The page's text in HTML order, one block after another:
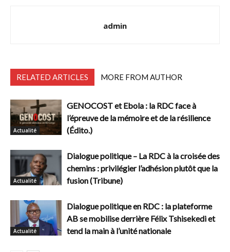
admin
RELATED ARTICLES MORE FROM AUTHOR
Actualité
GENOCOST et Ebola : la RDC face à
l’épreuve de la mémoire et de la résilience
(Édito.)
Actualité
Dialogue politique – La RDC à la croisée des
chemins : privilégier l’adhésion plutôt que la
fusion (Tribune)
Actualité
Dialogue politique en RDC : la plateforme
AB se mobilise derrière Félix Tshisekedi et
tend la main à l’unité nationale